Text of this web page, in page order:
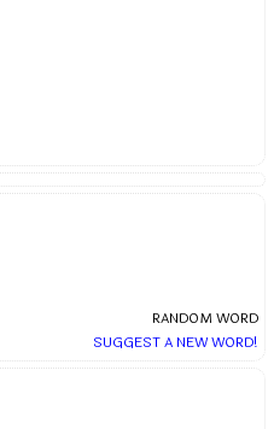
RANDOM WORD
SUGGEST A NEW WORD!